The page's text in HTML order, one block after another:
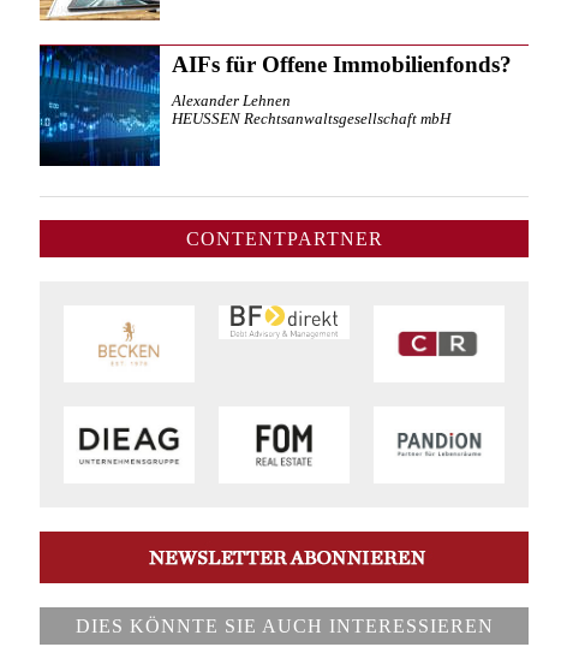
AIFs für Offene Immobilienfonds?
Alexander Lehnen
HEUSSEN Rechtsanwaltsgesellschaft mbH
CONTENTPARTNER
DIES KÖNNTE SIE AUCH INTERESSIEREN